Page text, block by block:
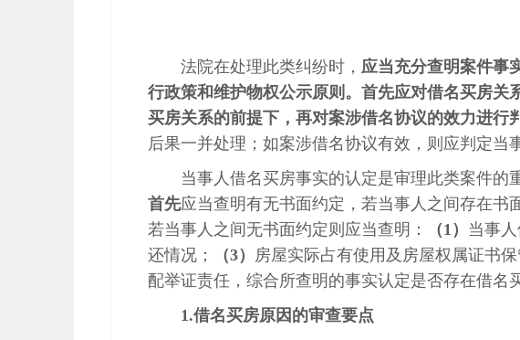
法院在处理此类纠纷时， 应当充分查明案件事
行政策和维护物权公示原则。首先应对借名买房关
买房关系的前提下，再对案涉借名协议的效力进行
后果一并处理；如案涉借名协议有效，则应判定当
当事人借名买房事实的认定是审理此类案件的
首先应当查明有无书面约定，若当事人之间存在书
若当事人之间无书面约定则应当查明：
（1） 当事人
还情况；
（3）
房屋实际占有使用及房屋权属证书
配举证责任，综合所查明的事实认定是否存在借名
1.借名买房原因的审查要点